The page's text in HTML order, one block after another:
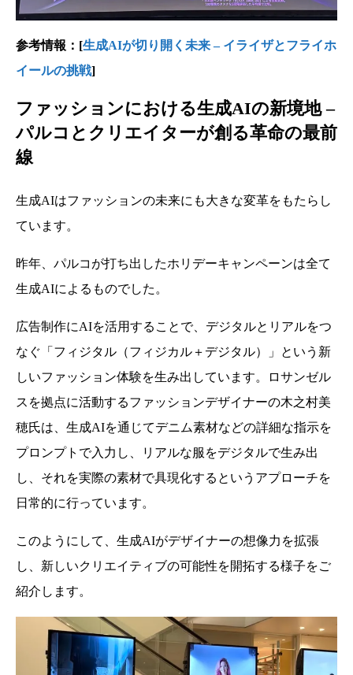
参考情報： [生成AIが切り開く未来 – イライザとフライホ
イールの挑戦]
ファッションにおける生成AIの新境地 –
パルコとクリエイターが創る革命の最前
線
生成AIはファッションの未来にも大きな変革をもたらし
ています。
昨年、パルコが打ち出したホリデーキャンペーンは全て
生成AIによるものでした。
広告制作にAIを活用することで、デジタルとリアルをつ
なぐ「フィジタル（フィジカル＋デジタル）」という新
しいファッション体験を生み出しています。ロサンゼル
スを拠点に活動するファッションデザイナーの木之村美
穂氏は、生成AIを通じてデニム素材などの詳細な指示を
プロンプトで入力し、リアルな服をデジタルで生み出
し、それを実際の素材で具現化するというアプローチを
日常的に行っています。
このようにして、生成AIがデザイナーの想像力を拡張
し、新しいクリエイティブの可能性を開拓する様子をご
紹介します。